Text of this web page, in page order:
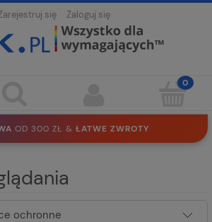
się Zaloguj się
OD 300 ZŁ & ŁATWE ZWROTY
ochronne